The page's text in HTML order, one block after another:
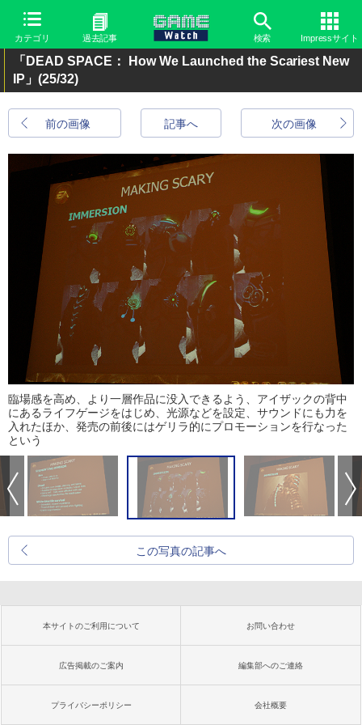
カテゴリ 過去記事 検索 Impressサイト
「DEAD SPACE： How We Launched the Scariest New
IP」 (25/32)
前の画像 次の画像
記事へ
臨場感を高め、より一層作品に没入できるよう、アイザックの背中
にあるライフゲージをはじめ、光源などを設定、サウンドにも力を
入れたほか、発売の前後にはゲリラ的にプロモーションを行なった
という
この写真の記事へ
本サイトのご利用について お問い合わせ
広告掲載のご案内 編集部へのご連絡
プライバシーポリシー 会社概要